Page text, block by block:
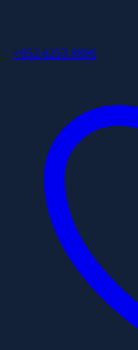
+852 6253 8886